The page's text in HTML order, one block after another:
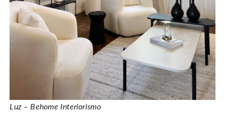
Luz – Behome Interiorismo